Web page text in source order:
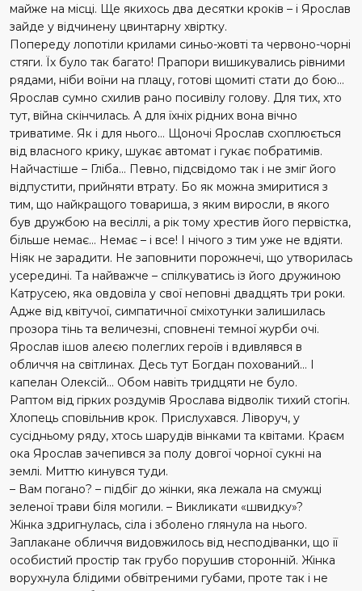
майже на місці. Ще якихось два десятки кроків – і Ярослав
зайде у відчинену цвинтарну хвіртку.
Попереду лопотіли крилами синьо-жовті та червоно-чорні
стяги. Їх було так багато! Прапори вишикувались рівними
рядами, ніби воїни на плацу, готові щомиті стати до бою…
Ярослав сумно схилив рано посивілу голову. Для тих, хто
тут, війна скінчилась. А для їхніх рідних вона вічно
триватиме. Як і для нього… Щоночі Ярослав схоплюється
від власного крику, шукає автомат і гукає побратимів.
Найчастіше – Гліба… Певно, підсвідомо так і не зміг його
відпустити, прийняти втрату. Бо як можна змиритися з
тим, що найкращого товариша, з яким виросли, в якого
був дружбою на весіллі, а рік тому хрестив його первістка,
більше немає… Немає – і все! І нічого з тим уже не вдіяти.
Ніяк не зарадити. Не заповнити порожнечі, що утворилась
усередині. Та найважче – спілкуватись із його дружиною
Катрусею, яка овдовіла у свої неповні двадцять три роки.
Адже від квітучої, симпатичної сміхотунки залишилась
прозора тінь та величезні, сповнені темної журби очі.
Ярослав ішов алеєю полеглих героїв і вдивлявся в
обличчя на світлинах. Десь тут Богдан похований… І
капелан Олексій… Обом навіть тридцяти не було.
Раптом від гірких роздумів Ярослава відволік тихий стогін.
Хлопець сповільнив крок. Прислухався. Ліворуч, у
сусідньому ряду, хтось шарудів вінками та квітами. Краєм
ока Ярослав зачепився за полу довгої чорної сукні на
землі. Миттю кинувся туди.
– Вам погано? – підбіг до жінки, яка лежала на смужці
зеленої трави біля могили. – Викликати «швидку»?
Жінка здригнулась, сіла і зболено глянула на нього.
Заплакане обличчя видовжилось від несподіванки, що її
особистий простір так грубо порушив сторонній. Жінка
ворухнула блідими обвітреними губами, проте так і не